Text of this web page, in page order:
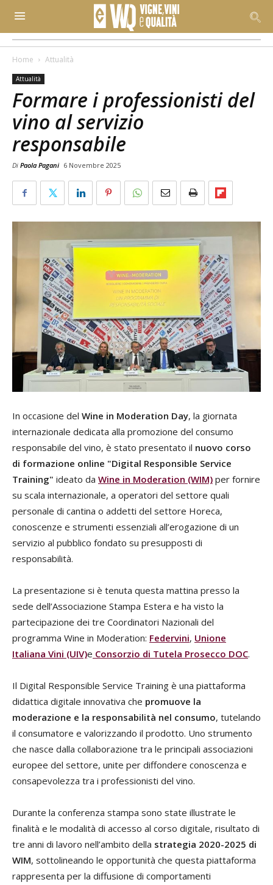
Home Attualità
Attualità
Formare i professionisti del
vino al servizio
responsabile
Di Paola Pagani 6 Novembre 2025
In occasione del Wine in Moderation Day, la giornata
internazionale dedicata alla promozione del consumo
responsabile del vino, è stato presentato il nuovo corso
di formazione online "Digital Responsible Service
Training" ideato da Wine in Moderation (WIM) per fornire
su scala internazionale, a operatori del settore quali
personale di cantina o addetti del settore Horeca,
conoscenze e strumenti essenziali all’erogazione di un
servizio al pubblico fondato su presupposti di
responsabilità.
La presentazione si è tenuta questa mattina presso la
sede dell’Associazione Stampa Estera e ha visto la
partecipazione dei tre Coordinatori Nazionali del
programma Wine in Moderation: Federvini, Unione
Italiana Vini (UIV)e Consorzio di Tutela Prosecco DOC.
Il Digital Responsible Service Training è una piattaforma
didattica digitale innovativa che promuove la
moderazione e la responsabilità nel consumo, tutelando
il consumatore e valorizzando il prodotto. Uno strumento
che nasce dalla collaborazione tra le principali associazioni
europee del settore, unite per diffondere conoscenza e
consapevolezza tra i professionisti del vino.
Durante la conferenza stampa sono state illustrate le
finalità e le modalità di accesso al corso digitale, risultato di
tre anni di lavoro nell’ambito della strategia 2020-2025 di
WIM, sottolineando le opportunità che questa piattaforma
rappresenta per la diffusione di comportamenti